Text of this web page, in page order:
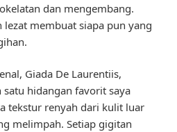
dan mengembang.
lezat membuat siapa pun yang
Giada De Laurentiis,
satu hidangan favorit saya
tekstur renyah dari kulit luar
melimpah. Setiap gigitan